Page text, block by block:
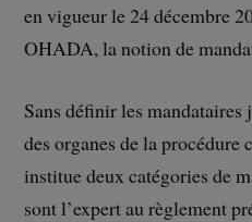
en vigueur le 24 décembre
OHADA, la notion de
Sans définir les
des organes de la
institue deux catégories de
sont l’expert au règlement